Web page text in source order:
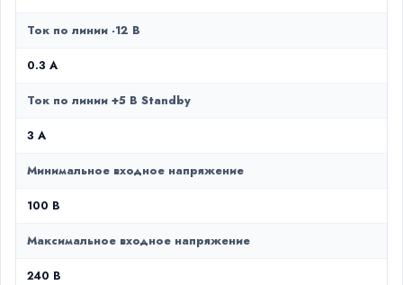
Ток по линии -12 В
0.3 А
Ток по линии +5 В Standby
3 А
Минимальное входное напряжение
100 В
Максимальное входное напряжение
240 В